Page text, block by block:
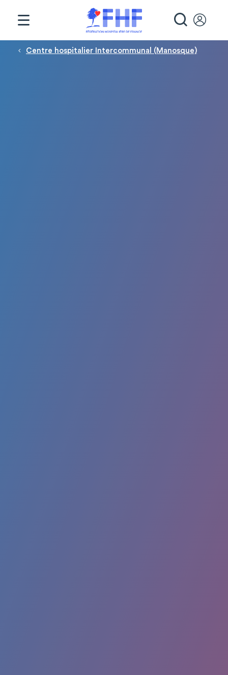
Fil d'Ariane
Centre hospitalier Intercommunal (Manosque)
Panneau de gestion des cookies